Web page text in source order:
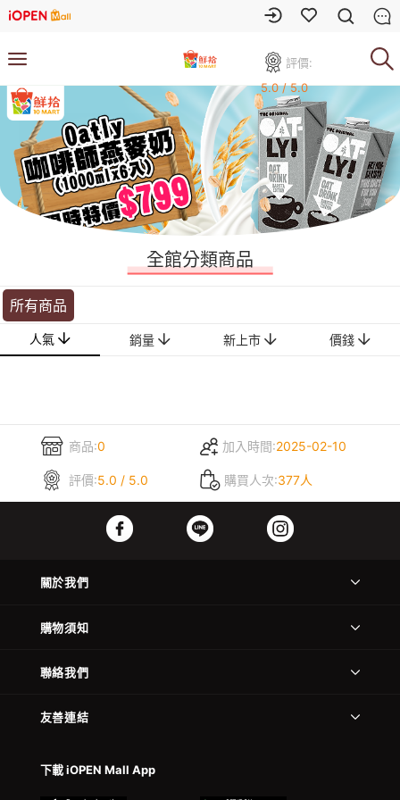
評價:
5.0 / 5.0
全館分類商品
所有商品
人氣 銷量 新上市 價錢
商品:0 加入時間:2025-02-10
評價:5.0 / 5.0 購買人次:377人
關於我們
購物須知
聯絡我們
友善連結
下載 iOPEN Mall App